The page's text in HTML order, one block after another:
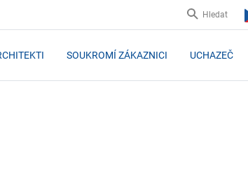
Hledat
SOUKROMÍ ZÁKAZNICI UCHAZEČ